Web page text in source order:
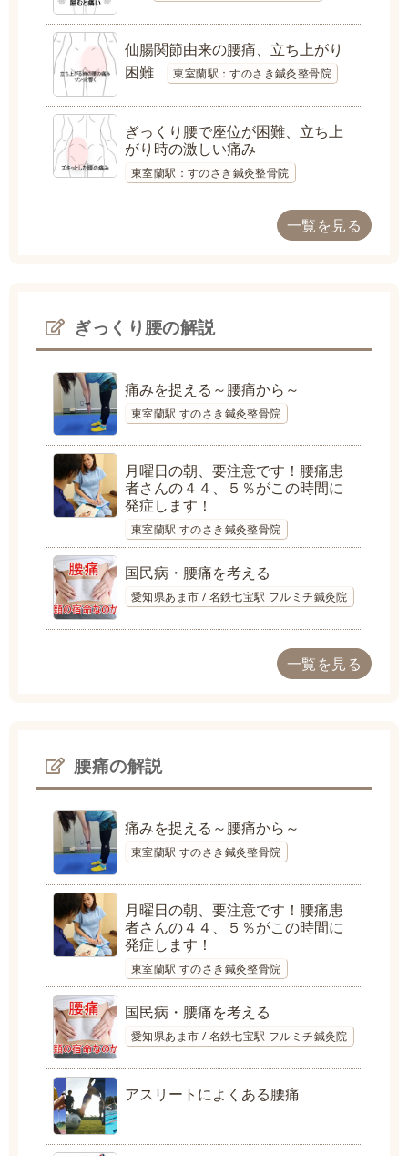
仙腸関節由来の腰痛、立ち上がり
困難
東室蘭駅：すのさき鍼灸整骨院
ぎっくり腰で座位が困難、立ち上
がり時の激しい痛み
東室蘭駅：すのさき鍼灸整骨院
一覧を見る
ぎっくり腰の解説
痛みを捉える～腰痛から～
東室蘭駅 すのさき鍼灸整骨院
月曜日の朝、要注意です！腰痛患
者さんの４４、５％がこの時間に
発症します！
東室蘭駅 すのさき鍼灸整骨院
国民病・腰痛を考える
愛知県あま市 / 名鉄七宝駅 フルミチ鍼灸院
一覧を見る
腰痛の解説
痛みを捉える～腰痛から～
東室蘭駅 すのさき鍼灸整骨院
月曜日の朝、要注意です！腰痛患
者さんの４４、５％がこの時間に
発症します！
東室蘭駅 すのさき鍼灸整骨院
国民病・腰痛を考える
愛知県あま市 / 名鉄七宝駅 フルミチ鍼灸院
アスリートによくある腰痛